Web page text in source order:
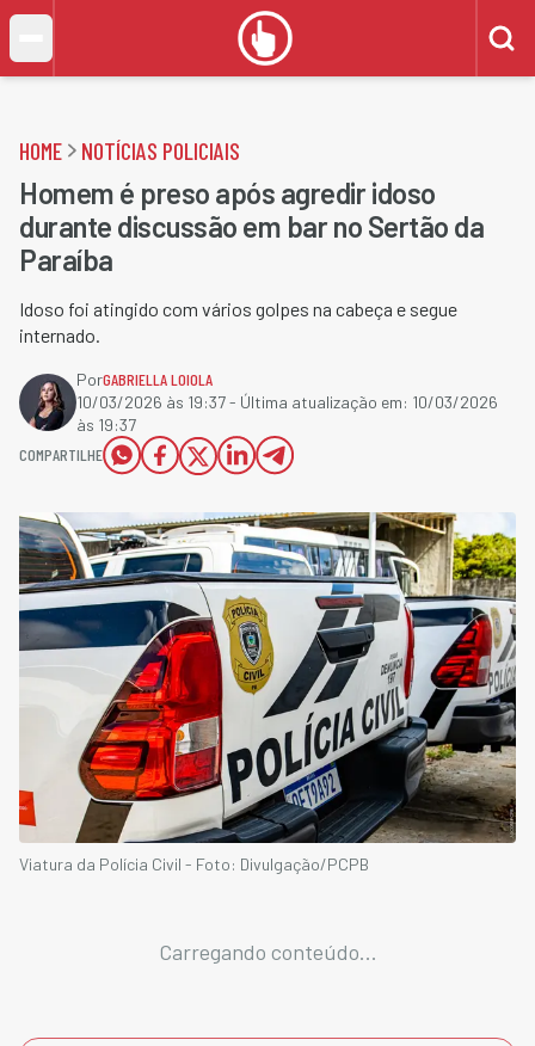
HOME NOTÍCIAS POLICIAIS
Homem é preso após agredir idoso
durante discussão em bar no Sertão da
Paraíba
Idoso foi atingido com vários golpes na cabeça e segue
internado.
PorGABRIELLA LOIOLA
10/03/2026 às 19:37- Última atualização em: 10/03/2026
às 19:37
COMPARTILHE
Viatura da Polícia Civil - Foto: Divulgação/PCPB
Carregando conteúdo...